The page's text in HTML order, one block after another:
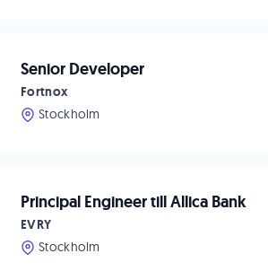
Senior Developer
Fortnox
Stockholm
Principal Engineer till Allica Bank
EVRY
Stockholm